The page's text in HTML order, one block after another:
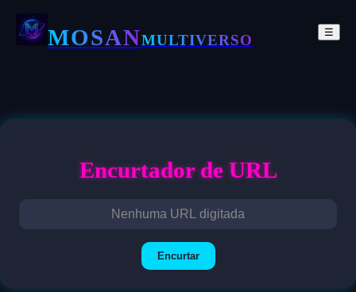
MOSANMULTIVERSO ☰
Encurtador de URL
Encurtar